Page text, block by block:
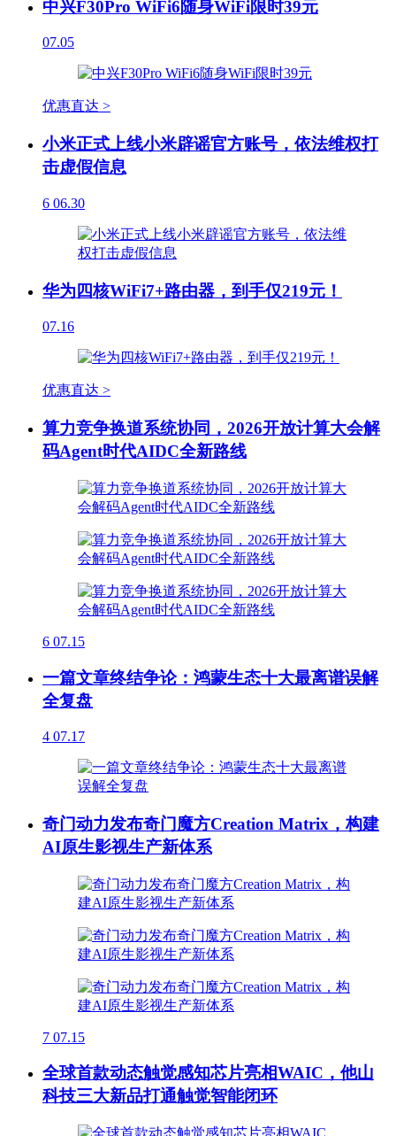
中兴F30Pro WiFi6随身WiFi限时39元
07.05
优惠直达 >
小米正式上线小米辟谣官方账号，依法维权打
击虚假信息
6 06.30
华为四核WiFi7+路由器，到手仅219元！
07.16
优惠直达 >
算力竞争换道系统协同，2026开放计算大会解
码Agent时代AIDC全新路线
6 07.15
一篇文章终结争论：鸿蒙生态十大最离谱误解
全复盘
4 07.17
奇门动力发布奇门魔方Creation Matrix，构建
AI原生影视生产新体系
7 07.15
全球首款动态触觉感知芯片亮相WAIC，他山
科技三大新品打通触觉智能闭环